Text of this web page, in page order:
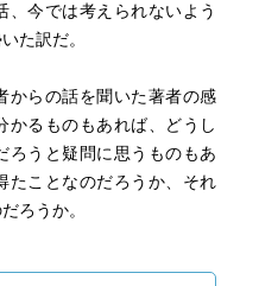
、今では考えられないよう
た訳だ。
らの話を聞いた著者の感
かるものもあれば、どうし
ろうと疑問に思うものもあ
たことなのだろうか、それ
ろうか。